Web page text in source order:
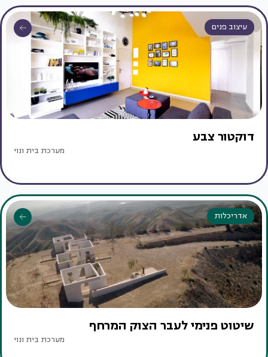
עיצוב פנים
דוקטור צבע
מערכת בית ונוי
אדריכלות
שיטוט פנימי לעבר הצוק המרחף
מערכת בית ונוי